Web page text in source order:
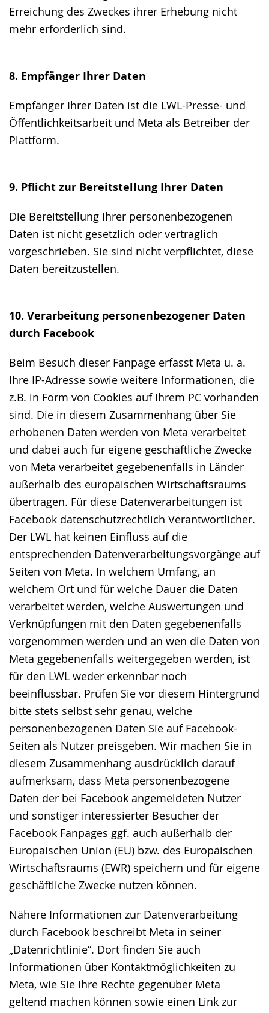
Erreichung des Zweckes ihrer Erhebung nicht
mehr erforderlich sind.
8. Empfänger Ihrer Daten
Empfänger Ihrer Daten ist die LWL-Presse- und
Öffentlichkeitsarbeit und Meta als Betreiber der
Plattform.
9. Pflicht zur Bereitstellung Ihrer Daten
Die Bereitstellung Ihrer personenbezogenen
Daten ist nicht gesetzlich oder vertraglich
vorgeschrieben. Sie sind nicht verpflichtet, diese
Daten bereitzustellen.
10. Verarbeitung personenbezogener Daten
durch Facebook
Beim Besuch dieser Fanpage erfasst Meta u. a.
Ihre IP-Adresse sowie weitere Informationen, die
z.B. in Form von Cookies auf Ihrem PC vorhanden
sind. Die in diesem Zusammenhang über Sie
erhobenen Daten werden von Meta verarbeitet
und dabei auch für eigene geschäftliche Zwecke
von Meta verarbeitet gegebenenfalls in Länder
außerhalb des europäischen Wirtschaftsraums
übertragen. Für diese Datenverarbeitungen ist
Facebook datenschutzrechtlich Verantwortlicher.
Der LWL hat keinen Einfluss auf die
entsprechenden Datenverarbeitungsvorgänge auf
Seiten von Meta. In welchem Umfang, an
welchem Ort und für welche Dauer die Daten
verarbeitet werden, welche Auswertungen und
Verknüpfungen mit den Daten gegebenenfalls
vorgenommen werden und an wen die Daten von
Meta gegebenenfalls weitergegeben werden, ist
für den LWL weder erkennbar noch
beeinflussbar. Prüfen Sie vor diesem Hintergrund
bitte stets selbst sehr genau, welche
personenbezogenen Daten Sie auf Facebook-
Seiten als Nutzer preisgeben. Wir machen Sie in
diesem Zusammenhang ausdrücklich darauf
aufmerksam, dass Meta personenbezogene
Daten der bei Facebook angemeldeten Nutzer
und sonstiger interessierter Besucher der
Facebook Fanpages ggf. auch außerhalb der
Europäischen Union (EU) bzw. des Europäischen
Wirtschaftsraums (EWR) speichern und für eigene
geschäftliche Zwecke nutzen können.
Nähere Informationen zur Datenverarbeitung
durch Facebook beschreibt Meta in seiner
„Datenrichtlinie“. Dort finden Sie auch
Informationen über Kontaktmöglichkeiten zu
Meta, wie Sie Ihre Rechte gegenüber Meta
geltend machen können sowie einen Link zur